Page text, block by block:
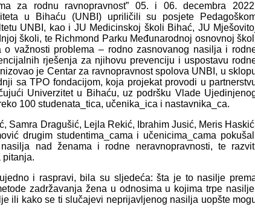
za rodnu ravnopravnost” 05. i 06. decembra
u Bihaću (UNBI) upriličili su posjete
UNBI, kao i JU Medicinskoj školi Bihać, JU
školi, te Richmond Parku Međunarodnoj osnovnoj
važnosti problema – rodno zasnovanog nasilja i
rješenja za njihovu prevenciju i uspostavu
je Centar za ravnopravnost spolova UNBI, u
sa TPO fondacijom, koja projekat provodi u
Univerzitet u Bihaću, uz podršku Vlade
100 studenata_tica, učenika_ica i nastavnika_ca.
Samra Dragušić, Lejla Rekić, Ibrahim Jusić, Meris
drugim studentima_cama i učenicima_cama
nad ženama i rodne neravnopravnosti, te
pitanja.
i raspravi, bila su sljedeća: šta je to nasilje
zadržavanja žena u odnosima u kojima trpe
ili kako se ti slučajevi neprijavljenog nasilja uopšte